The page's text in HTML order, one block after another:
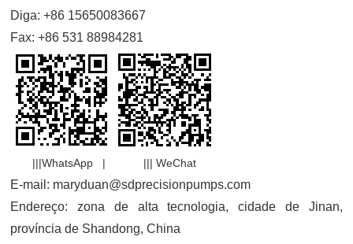
Diga: +86 15650083667
Fax: +86 531 88984281
|||WhatsApp | ||| WeChat
E-mail: maryduan@sdprecisionpumps.com
Endereço: zona de alta tecnologia, cidade de Jinan,
província de Shandong, China